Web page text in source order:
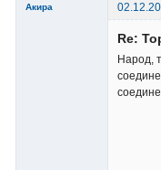
Акира
Re:
Народ,